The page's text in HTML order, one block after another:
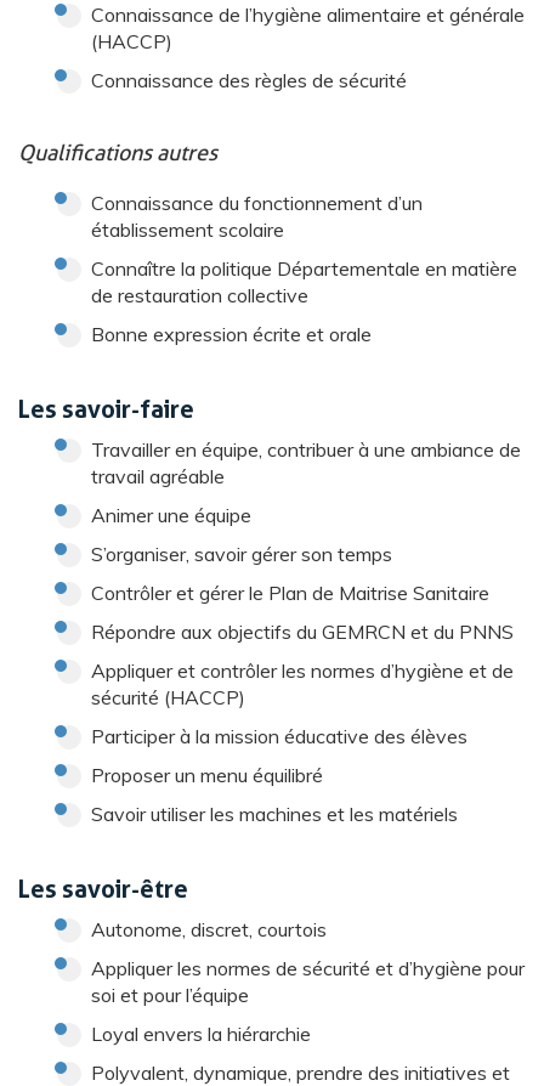
Connaissance de l’hygiène alimentaire et générale
(HACCP)
Connaissance des règles de sécurité
Qualifications autres
Connaissance du fonctionnement d’un
établissement scolaire
Connaître la politique Départementale en matière
de restauration collective
Bonne expression écrite et orale
Les savoir-faire
Travailler en équipe, contribuer à une ambiance de
travail agréable
Animer une équipe
S’organiser, savoir gérer son temps
Contrôler et gérer le Plan de Maitrise Sanitaire
Répondre aux objectifs du GEMRCN et du PNNS
Appliquer et contrôler les normes d’hygiène et de
sécurité (HACCP)
Participer à la mission éducative des élèves
Proposer un menu équilibré
Savoir utiliser les machines et les matériels
Les savoir-être
Autonome, discret, courtois
Appliquer les normes de sécurité et d’hygiène pour
soi et pour l’équipe
Loyal envers la hiérarchie
Polyvalent, dynamique, prendre des initiatives et